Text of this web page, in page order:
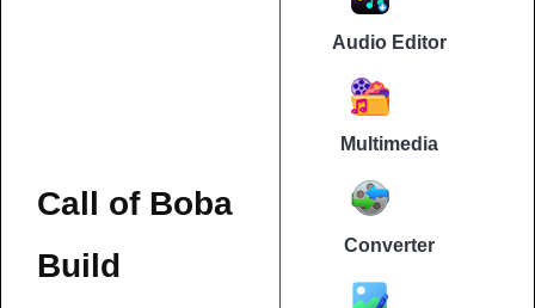
Call of Boba
Build
Audio Editor
Multimedia
Converter